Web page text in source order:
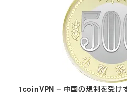
1coinVPN – 中国の規制を受け